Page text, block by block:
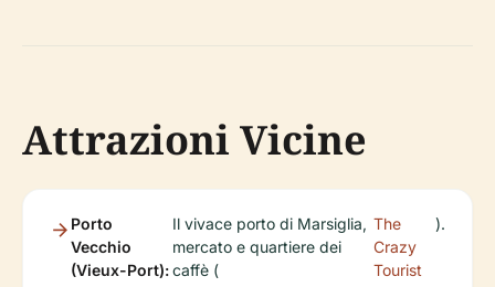
Attrazioni Vicine
Porto
Vecchio
(Vieux-Port):
Il vivace porto di Marsiglia,
mercato e quartiere dei
caffè (
The
Crazy
Tourist
).